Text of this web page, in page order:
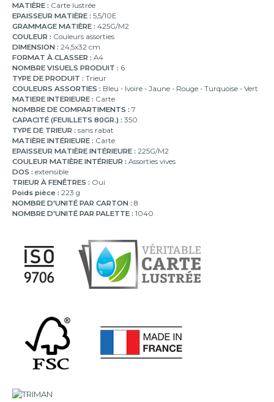
MATIÈRE : Carte lustrée
EPAISSEUR MATIÈRE : 5,5/10E
GRAMMAGE MATIÈRE : 425G/M2
COULEUR : Couleurs assorties
DIMENSION : 24,5x32 cm
FORMAT À CLASSER : A4
NOMBRE VISUELS PRODUIT : 6
TYPE DE PRODUIT : Trieur
COULEURS ASSORTIES : Bleu - Ivoire - Jaune - Rouge - Turquoise - Vert
MATIERE INTERIEURE : Carte
NOMBRE DE COMPARTIMENTS : 7
CAPACITÉ (FEUILLETS 80GR.) : 350
TYPE DE TRIEUR : sans rabat
MATIÈRE INTÉRIEURE : Carte
EPAISSEUR MATIÈRE INTÉRIEURE : 225G/M2
COULEUR MATIÈRE INTÉRIEUR : Assorties vives
DOS : extensible
TRIEUR À FENÊTRES : Oui
Poids pièce : 223 g
NOMBRE D'UNITÉ PAR CARTON : 8
NOMBRE D'UNITÉ PAR PALETTE : 1040